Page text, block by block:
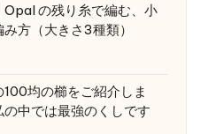
Opal の残り糸で編む、小
方（大きさ3種類）
均の櫛をご紹介しま
中では最強のくしです